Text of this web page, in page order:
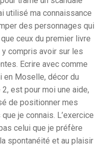
utilisé ma connaissance
des personnages qui
ceux du premier livre
y compris avoir sur les
Ecrire avec comme
en Moselle, décor du
est pour moi une aide,
de positionner mes
je connais. L’exercice
celui que je préfère
spontanéité et au plaisir